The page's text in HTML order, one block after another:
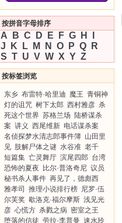
按拼音字母排序
A B C D E F G H
J
K L M N O P Q
R
S T U V W X Y Z
按标签浏览
东乡 布雷特·哈里迪 魔王 青铜神
灯的诅咒 树下太郎 西村雅彦 杀
死这个世界 苏格兰场 陆桥谋杀
案 讲义 西尾维新 电话谋杀案
名侦探梦水清志郎事件簿 山田里
见 肢解尸体之谜 水谷准 老千
短篇集 亡灵舞厅 滨尾四郎 台湾
恐怖的夏夜
比尔·普洛奇尼 议员
秘书杀人事件 再见了，德彪西
雅孝司
推理小说排行榜 尼罗·伍
尔芙奖 歇洛克·福尔摩斯 浅见光
彦 心慌方 杀戮之病 密室之王
堕落的信徒 劳拉·李普曼 速水玲